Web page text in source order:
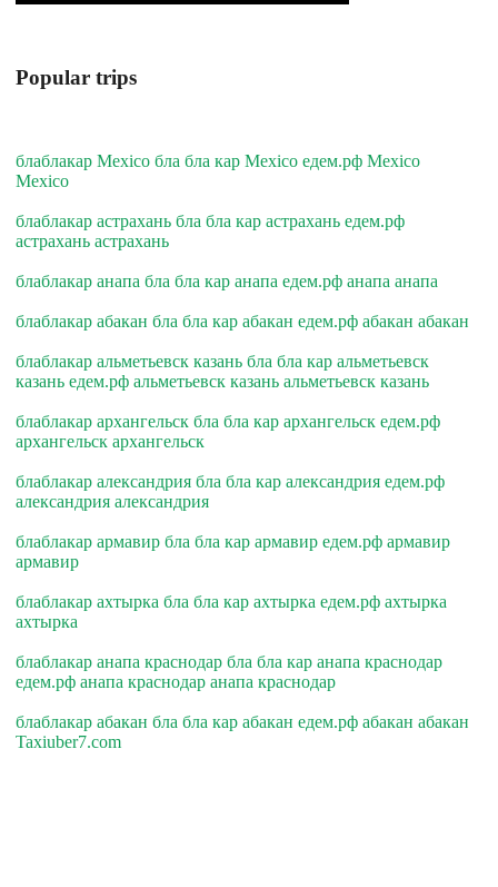
Popular trips
блаблакар Mexico бла бла кар Mexico едем.рф Mexico
Mexico
блаблакар астрахань бла бла кар астрахань едем.рф
астрахань астрахань
блаблакар анапа бла бла кар анапа едем.рф анапа анапа
блаблакар абакан бла бла кар абакан едем.рф абакан абакан
блаблакар альметьевск казань бла бла кар альметьевск
казань едем.рф альметьевск казань альметьевск казань
блаблакар архангельск бла бла кар архангельск едем.рф
архангельск архангельск
блаблакар александрия бла бла кар александрия едем.рф
александрия александрия
блаблакар армавир бла бла кар армавир едем.рф армавир
армавир
блаблакар ахтырка бла бла кар ахтырка едем.рф ахтырка
ахтырка
блаблакар анапа краснодар бла бла кар анапа краснодар
едем.рф анапа краснодар анапа краснодар
блаблакар абакан бла бла кар абакан едем.рф абакан абакан
Taxiuber7.com